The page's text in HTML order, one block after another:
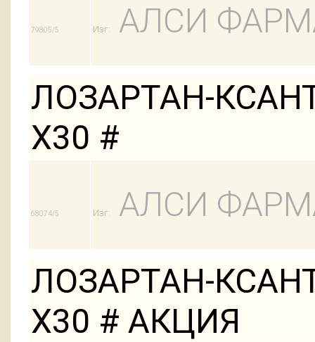
79805/5 Изг:
АЛСИ
ЛОЗАРТАН-
Х30 #
68074/5 Изг:
АЛСИ
ЛОЗАРТАН-
Х30 # АКЦИЯ